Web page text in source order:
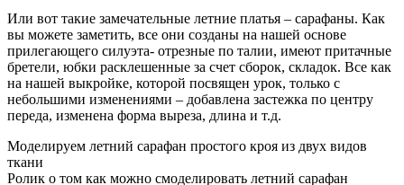
Или вот такие замечательные летние платья – сарафаны. Как
вы можете заметить, все они созданы на нашей основе
прилегающего силуэта- отрезные по талии, имеют притачные
бретели, юбки расклешенные за счет сборок, складок. Все как
на нашей выкройке, которой посвящен урок, только с
небольшими изменениями – добавлена застежка по центру
переда, изменена форма выреза, длина и т.д.
Моделируем летний сарафан простого кроя из двух видов
ткани
Ролик о том как можно смоделировать летний сарафан